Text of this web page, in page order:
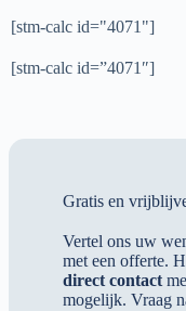
[stm-calc id="4071"]
[stm-calc id=”4071″]
Gratis en
Vertel ons uw
met een offerte.
direct contact
mogelijk. Vraag